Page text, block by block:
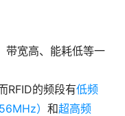
带宽高、能耗低等一
RFID的频段有低频
） 和超高频